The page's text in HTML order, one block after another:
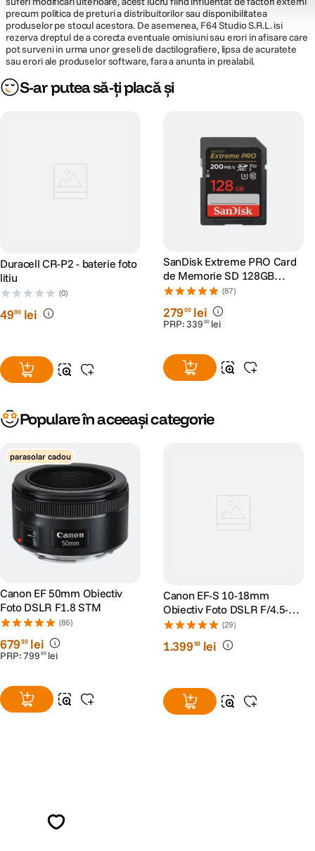
Lungime 94.5mm
Greutate 600g
DETALII PRODUCATOR
precum politica de preturi a distribuitorilor sau disponibilitatea
produselor pe stocul acestora. De asemenea, F64 Studio S.R.L. isi
rezerva dreptul de a corecta eventuale omisiuni sau erori in afisare care
pot surveni in urma unor greseli de dactilografiere, lipsa de acuratete
sau erori ale produselor software, fara a anunta in prealabil.
S-ar putea să-ți placă și
Duracell CR-P2 - baterie foto
litiu
(0)
4990 lei
SanDisk Extreme PRO Card
de Memorie SD 128GB
SDXC UHS-I Class 10 U3 V30
+ 2 Ani RescuePRO Deluxe
(87)
27900 lei
PRP:339 90 lei
Populare în aceeași categorie
parasolar cadou
Canon EF 50mm Obiectiv
Foto DSLR F1.8 STM
(86)
67999 lei
PRP:799 99 lei
Canon EF-S 10-18mm
Obiectiv Foto DSLR F/4.5-5.6
IS STM
(29)
1.39999 lei